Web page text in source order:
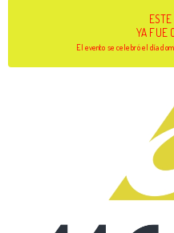
YA FUE
El evento se celebró el día